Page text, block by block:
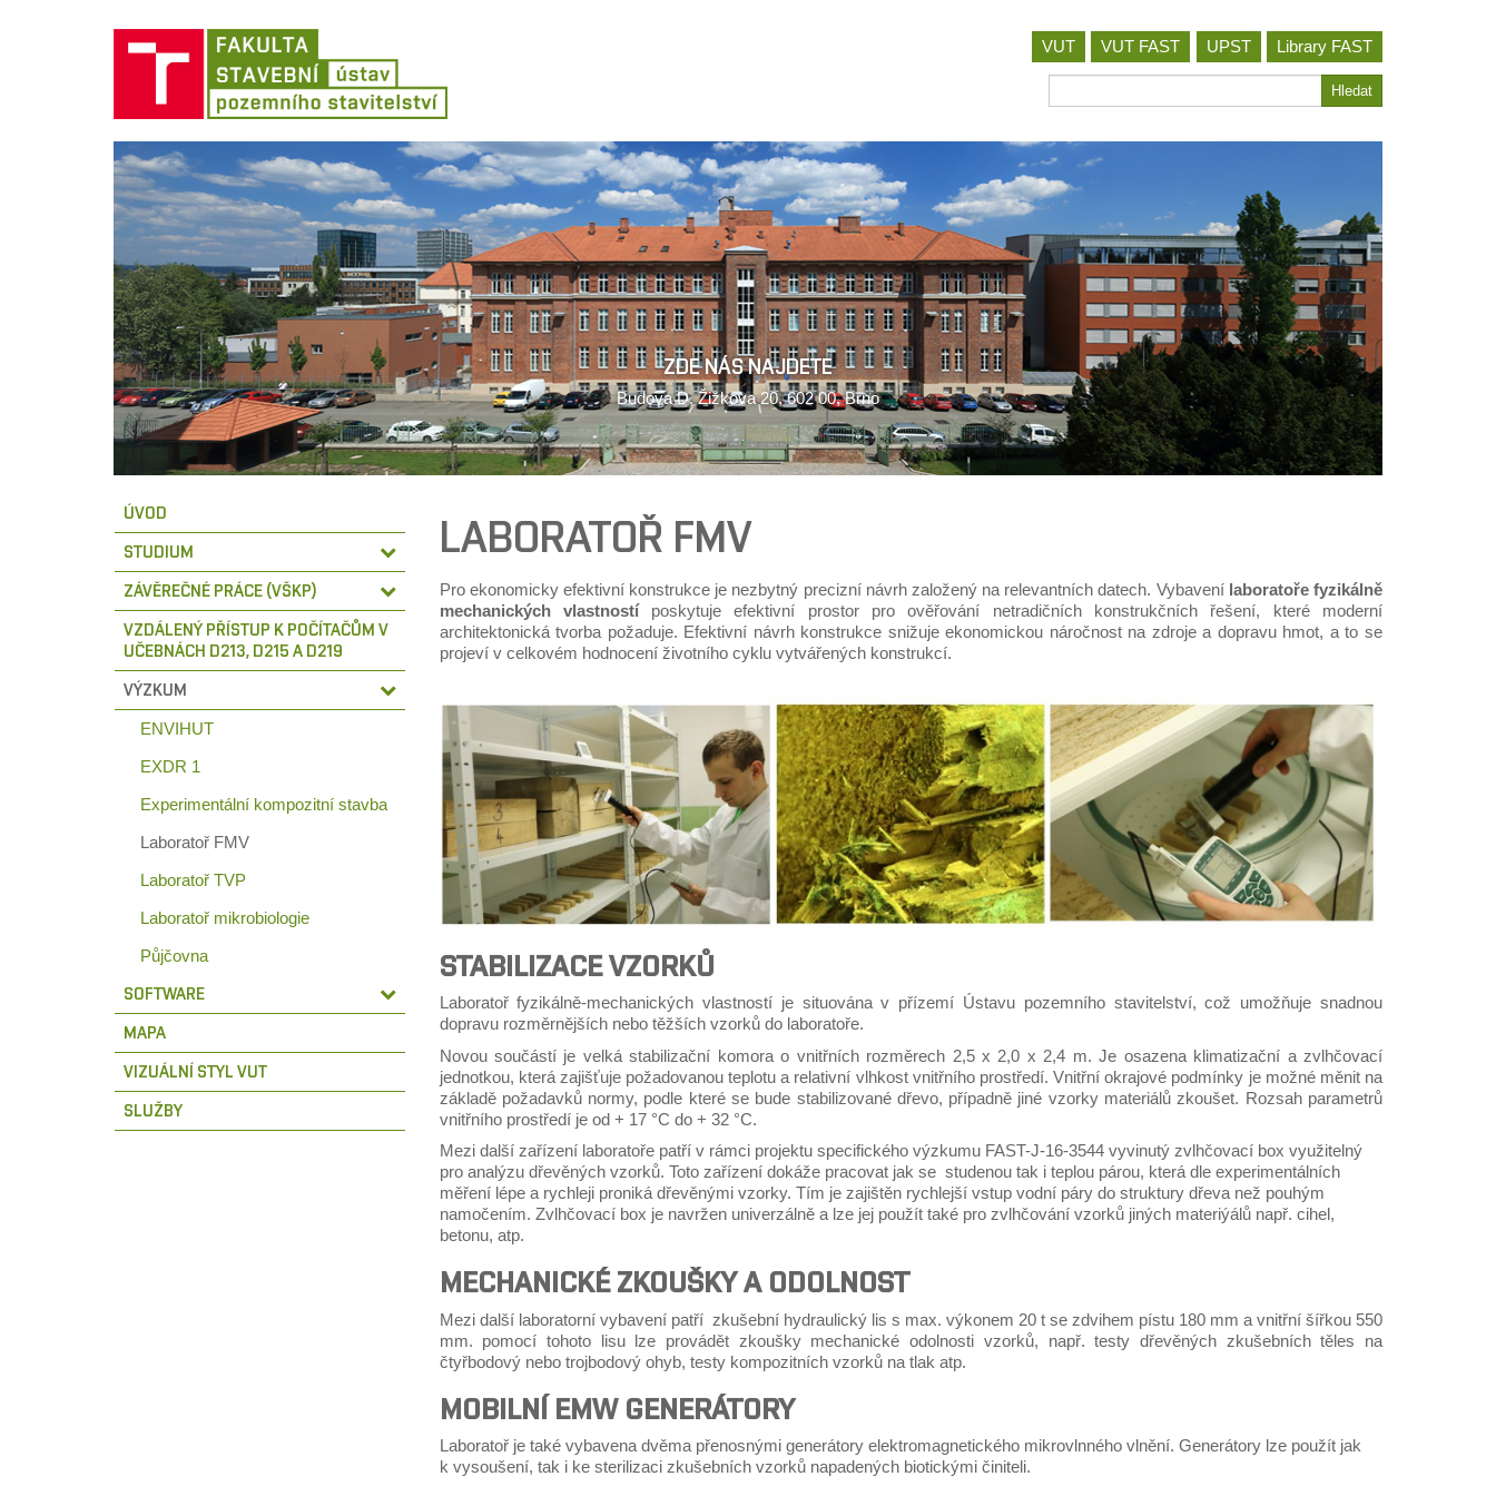
VUT VUT FAST UPST
Library FAST
Hledat
ZDE NÁS NAJDETE
Budova D, Žižkova 20, 602 00, Brno
ÚVOD
STUDIUM
ZÁVĚREČNÉ PRÁCE (VŠKP)
VZDÁLENÝ PŘÍSTUP K POČÍTAČŮM V
UČEBNÁCH D213, D215 A D219
VÝZKUM
ENVIHUT
EXDR 1
Experimentální kompozitní stavba
Laboratoř FMV
Laboratoř TVP
Laboratoř mikrobiologie
Půjčovna
SOFTWARE
MAPA
VIZUÁLNÍ STYL VUT
SLUŽBY
LABORATOŘ FMV
Pro ekonomicky efektivní konstrukce je nezbytný precizní návrh založený na relevantních datech. Vybavení laboratoře fyzikálně
mechanických vlastnostíposkytuje efektivní prostor pro ověřování netradičních konstrukčních řešení, které moderní
architektonická tvorba požaduje. Efektivní návrh konstrukce snižuje ekonomickou náročnost na zdroje a dopravu hmot, a to se
projeví v celkovém hodnocení životního cyklu vytvářených konstrukcí.
STABILIZACE VZORKŮ
Laboratoř fyzikálně-mechanických vlastností je situována v přízemí Ústavu pozemního stavitelství, což umožňuje snadnou
dopravu rozměrnějších nebo těžších vzorků do laboratoře.
Novou součástí je velká stabilizační komora o vnitřních rozměrech 2,5 x 2,0 x 2,4 m. Je osazena klimatizační a zvlhčovací
jednotkou, která zajišťuje požadovanou teplotu a relativní vlhkost vnitřního prostředí. Vnitřní okrajové podmínky je možné měnit na
základě požadavků normy, podle které se bude stabilizované dřevo, případně jiné vzorky materiálů zkoušet. Rozsah parametrů
vnitřního prostředí je od + 17 °C do + 32 °C.
Mezi další zařízení laboratoře patří v rámci projektu specifického výzkumu FAST-J-16-3544 vyvinutý zvlhčovací box využitelný
pro analýzu dřevěných vzorků. Toto zařízení dokáže pracovat jak se studenou tak i teplou párou, která dle experimentálních
měření lépe a rychleji proniká dřevěnými vzorky. Tím je zajištěn rychlejší vstup vodní páry do struktury dřeva než pouhým
namočením. Zvlhčovací box je navržen univerzálně a lze jej použít také pro zvlhčování vzorků jiných materiýálů např. cihel,
betonu, atp.
MECHANICKÉ ZKOUŠKY A ODOLNOST
Mezi další laboratorní vybavení patří zkušební hydraulický lis s max. výkonem 20 t se zdvihem pístu 180 mm a vnitřní šířkou 550
mm. pomocí tohoto lisu lze provádět zkoušky mechanické odolnosti vzorků, např. testy dřevěných zkušebních těles na
čtyřbodový nebo trojbodový ohyb, testy kompozitních vzorků na tlak atp.
MOBILNÍ EMW GENERÁTORY
Laboratoř je také vybavena dvěma přenosnými generátory elektromagnetického mikrovlnného vlnění. Generátory lze použít jak
k vysoušení, tak i ke sterilizaci zkušebních vzorků napadených biotickými činiteli.